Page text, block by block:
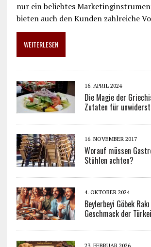
nur ein beliebtes
bieten auch den Kunden zahlreiche
WEITERLESEN
16. APRIL 2024
Die Magie der
Zutaten für
16. NOVEMBER 2017
Worauf müssen
Stühlen achten?
4. OKTOBER 2024
Beylerbeyi Göbek
Geschmack der
23. FEBRUAR 2026